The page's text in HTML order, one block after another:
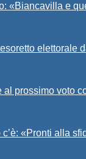
«Biancavilla e
elettorale
al prossimo voto
«Pronti alla